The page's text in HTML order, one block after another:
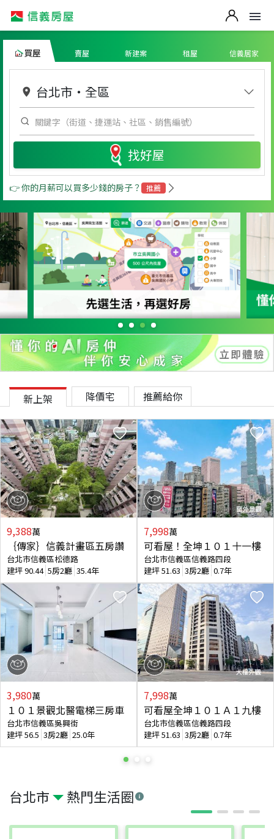
買屋 賣屋 新建案 租屋 信義居家
台北市 ・ 全區
找好屋
👉 你的月薪可以買多少錢的房子？ 推薦
台北市 熱門生活圈
新上架 降價宅 推薦給你
9,388萬
｛傳家｝信義計畫區五房讚
台北市信義區松德路
建坪90.44 5房2廳 35.4年
3,980萬
１０１景觀北醫電梯三房車
台北市信義區吳興街
建坪56.5 3房2廳 25.0年
7,998萬
可看屋！全坤１０１十一樓
台北市信義區信義路四段
建坪51.63 3房2廳 0.7年
7,998萬
可看屋全坤１０１Ａ１九樓
台北市信義區信義路四段
建坪51.63 3房2廳 0.7年